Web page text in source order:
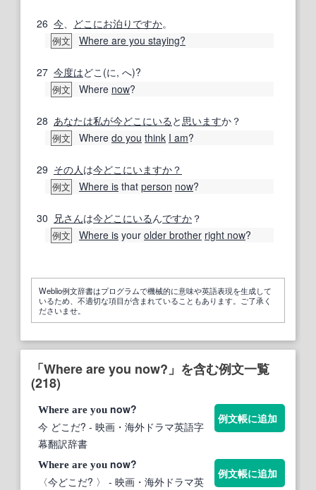
26 今 どこにお泊り ですか。
例文 Where are you staying?
27 今度はどこ(に, へ)?
例文 Where now?
28 あなたは私が今どこにいる と 思いますか？
例文 Where do you think I am?
29 その人 は今どこにいますか？
例文 Where is that person now?
30 兄さんは今どこにいる んですか ？
例文 Where is your older brother right now?
Weblio例文辞書はプログラムで機械的に意味や英語表現を生成して
いるため、不適切な項目が含まれていることもあります。ご了承く
ださいませ。
「Where are you now?」を含む例文一覧
(218)
Where are you now?
今 どこだ? - 映画・海外ドラマ英語字
幕翻訳辞書
例文帳に追加
Where are you now?
〈今どこだ? 〉
- 映画・海外ドラマ英
例文帳に追加